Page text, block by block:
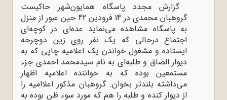
گزارش مجدد پاسگاه همایون‌شهر حاکیست
گروهبان محمدی در 14 فرودین 42 حین عبور از منزل
به پاسگاه مشاهده می‌نماید عده‌ای در کوچه‌ای
اجتماع درحالی که یک نفر روی زین دوچرخه
ایستاده و مشغول خواندن یک اعلامیه چاپی که به
دیوار الصاق و طلبه‌ای به نام سیدمحمد احمدی جزء
مستمعین بوده که به خواننده اعلامیه اظهار
می‌داشته بلندتر بخوان. گروهبان مذکور اعلاامیه را
از دیوار کنده و طلبه را هم که مورد سوء ظن بوده به